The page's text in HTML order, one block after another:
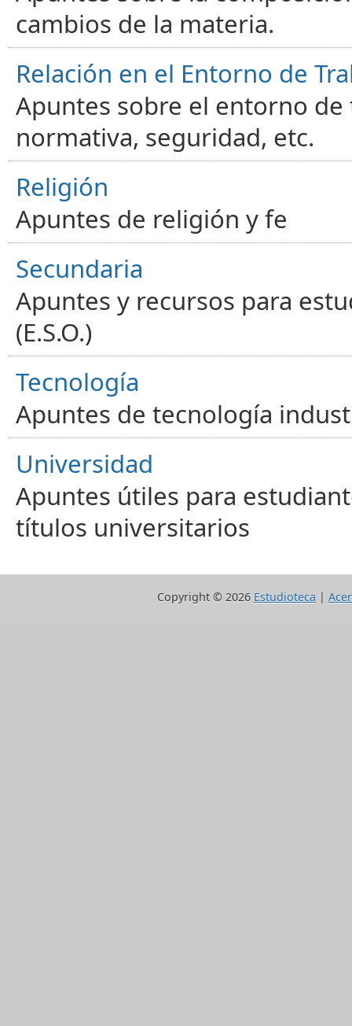
cambios de la materia.
Relación en el Entorno de
Apuntes sobre el entorno
normativa, seguridad, etc.
Religión
Apuntes de religión y fe
Secundaria
Apuntes y recursos para
(E.S.O.)
Tecnología
Apuntes de tecnología
Universidad
Apuntes útiles para
títulos universitarios
Copyright © 2026 Estudioteca |